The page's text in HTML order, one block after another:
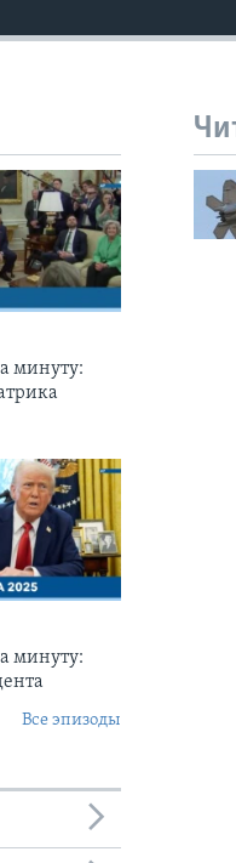
минуту:
минуту:
Все эпизоды